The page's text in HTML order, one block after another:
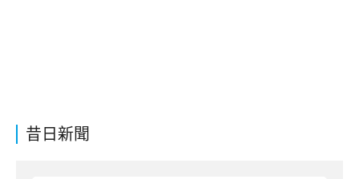
昔日新聞